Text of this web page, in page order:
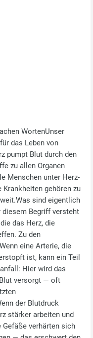
WortenUnser
das Leben von
pumpt Blut durch den
zu allen Organen
Menschen unter Herz-
Krankheiten gehören zu
sind eigentlich
diesem Begriff versteht
das Herz, die
Zu den
eine Arterie, die
ist, kann ein Teil
Hier wird das
versorgt — oft
der Blutdruck
stärker arbeiten und
verhärten sich